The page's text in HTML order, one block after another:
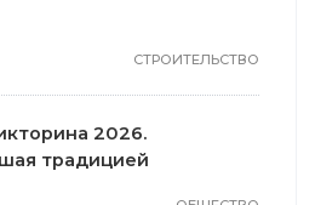
СТРОИТЕЛЬСТВО
2026.
традицией